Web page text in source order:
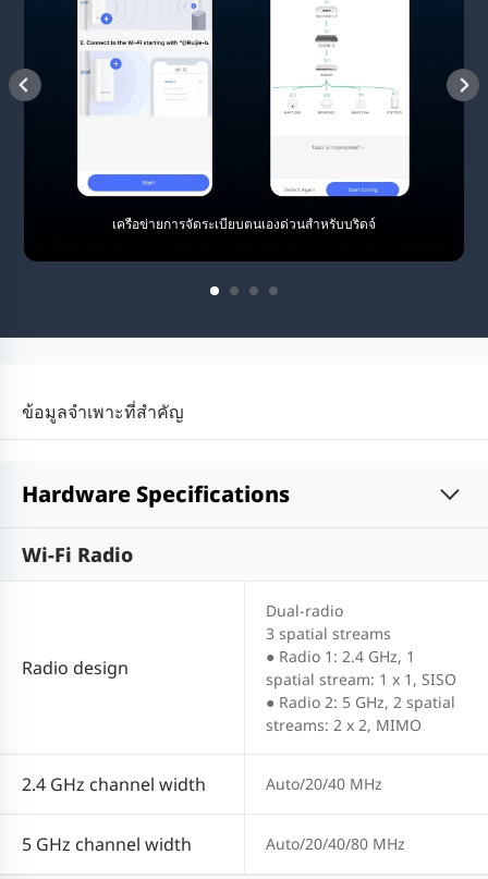
เครือข่ายการจัดระเบียบตนเองด่วนสำหรับบริดจ์
ข้อมูลจำเพาะที่สำคัญ
Hardware Specifications
Wi-Fi Radio
Radio design
Dual-radio
3 spatial streams
● Radio 1: 2.4 GHz, 1
spatial stream: 1 x 1, SISO
● Radio 2: 5 GHz, 2 spatial
streams: 2 x 2, MIMO
2.4 GHz channel width Auto/20/40 MHz
5 GHz channel width Auto/20/40/80 MHz